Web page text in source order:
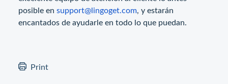
posible en support@lingoget.com, y estarán
encantados de ayudarle en todo lo que puedan.
Print